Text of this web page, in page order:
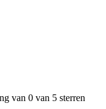
van 0 van 5 sterren